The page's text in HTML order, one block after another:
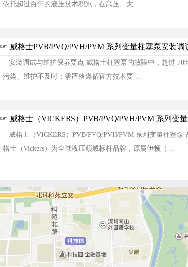
依托超过百年的液压技术积累，在高压、大 ...
☞ 威格士PVB/PVQ/PVH/PVM 系列变量柱塞泵安装调
安装调试与维护保养要点 威格士柱塞泵的故障中，超过
污染、维护不及时；需严格遵循官方技术要 ...
☞ 威格士（VICKERS）PVB/PVQ/PVH/PVM 系列变
威格士（VICKERS）PVB/PVQ/PVH/PVM 系列变量柱塞泵
格士（Vickers）为全球液压领域标杆品牌，原属伊顿（ ...